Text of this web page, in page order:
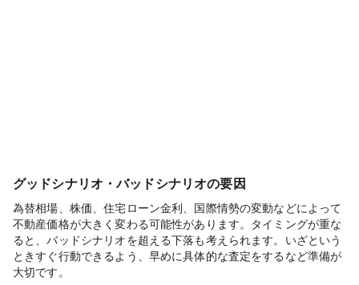
グッドシナリオ・バッドシナリオの要因
為替相場、株価、住宅ローン金利、国際情勢の変動などによって
不動産価格が大きく変わる可能性があります。タイミングが重な
ると、バッドシナリオを超える下落も考えられます。いざという
ときすぐ行動できるよう、早めに具体的な査定をするなど準備が
大切です。